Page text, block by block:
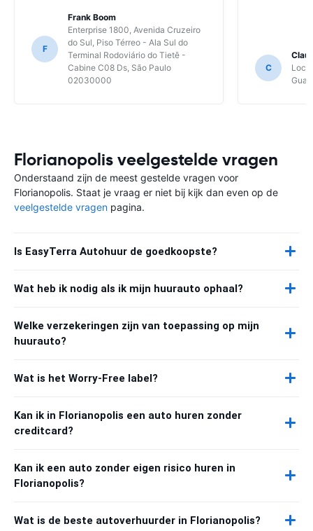
F
Frank Boom
Enterprise 1800, Avenida Cruzeiro
do Sul, Piso Térreo - Ala Sul do
Terminal Rodoviário do Tietê -
Cabine C08 Ds, São Paulo
02030000
C
Florianopolis veelgestelde vragen
Onderstaand zijn de meest gestelde vragen voor
Florianopolis. Staat je vraag er niet bij kijk dan even op de
veelgestelde vragen pagina.
Is EasyTerra Autohuur de goedkoopste?
Wat heb ik nodig als ik mijn huurauto ophaal?
Welke verzekeringen zijn van toepassing op mijn
huurauto?
Wat is het Worry-Free label?
Kan ik in Florianopolis een auto huren zonder
creditcard?
Kan ik een auto zonder eigen risico huren in
Florianopolis?
Wat is de beste autoverhuurder in Florianopolis?